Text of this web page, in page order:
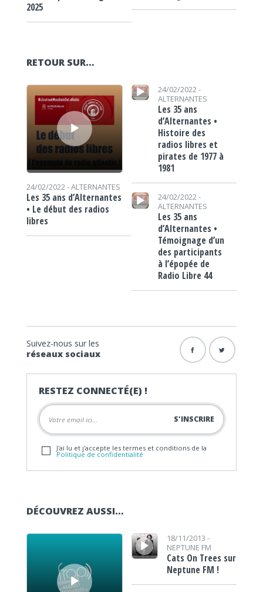
2025
RETOUR SUR…
Lecteur audio
24/02/2022 -ALTERNANTES
Les 35 ans d’Alternantes
• Le début des radios
libres
Lecteur audio
24/02/2022 -
ALTERNANTES
Les 35 ans
d’Alternantes •
Histoire des
radios libres et
pirates de 1977 à
1981
Lecteur audio
24/02/2022 -
ALTERNANTES
Les 35 ans
d’Alternantes •
Témoignage d’un
des participants
à l’épopée de
Radio Libre 44
Suivez-nous sur les
réseaux sociaux
RESTEZ CONNECTÉ(E) !
J'ai lu et j'accepte les termes et conditions de la
Politique de confidentialité
DÉCOUVREZ AUSSI…
Lecteur audio
Lecteur audio18/11/2013 -
NEPTUNE FM
Cats On Trees sur
Neptune FM !